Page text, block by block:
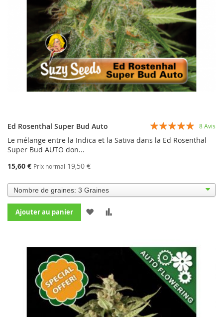
Ed Rosenthal Super Bud Auto
Évaluation:
98%
8Avis
Le mélange entre la Indica et la Sativa dans la Ed Rosenthal
Super Bud AUTO don...
15,60 € Prix normal 19,50 €
Ajouter au panier
AJOUTER
MA
D’ENVIE
COMPARATEUR